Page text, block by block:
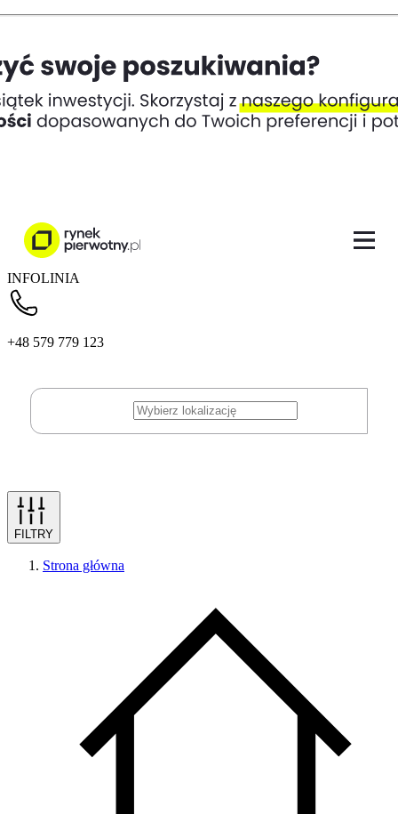
INFOLINIA
+48 579 779 123
FILTRY
Strona główna